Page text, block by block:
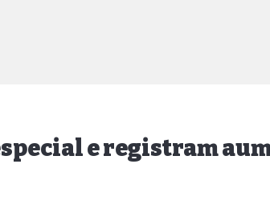
e registram